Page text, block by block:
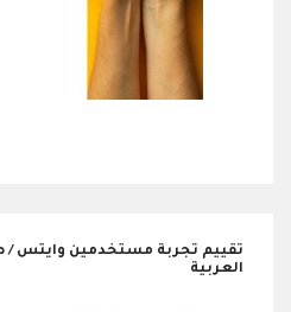
تقييم تجربة مستخدمين وايتس /
العربية